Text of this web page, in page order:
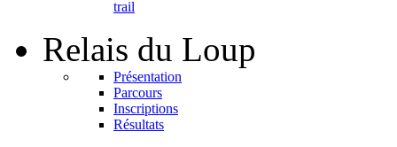
trail
Relais du Loup
Présentation
Parcours
Inscriptions
Résultats